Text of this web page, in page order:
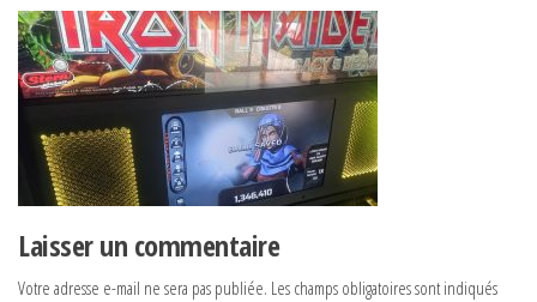
Laisser un commentaire
Votre adresse e-mail ne sera pas publiée. Les champs obligatoires sont indiqués